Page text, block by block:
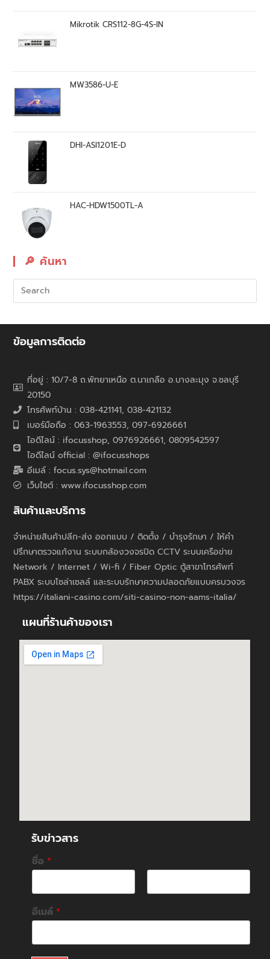
Mikrotik CRS112-8G-4S-IN
MW3586-U-E
DHI-ASI1201E-D
HAC-HDW1500TL-A
🔎︎ ค้นหา
ข้อมูลการติดต่อ
ที่อยู่ : 10/7-8 ถ.พัทยาเหนือ ต.นาเกลือ อ.บางละมุง จ.ชลบุรี
20150
โทรศัพท์บ้าน : 038-421141, 038-421132
เบอร์มือถือ : 063-1963553, 097-6926661
ไอดีไลน์ : ifocusshop, 0976926661, 0809542597
ไอดีไลน์ official : @ifocusshops
อีเมล์ : focus.sys@hotmail.com
เว็บไซต์ : www.ifocusshop.com
สินค้าและบริการ
จำหน่ายสินค้าปลีก-ส่ง ออกแบบ / ติดตั้ง / บำรุงรักษา / ให้คำ
ปรึกษาตรวจแก้งาน ระบบกล้องวงจรปิด CCTV ระบบเครือข่าย
Network / Internet / Wi-fi / Fiber Optic ตู้สาขาโทรศัพท์
PABX ระบบโซล่าเซลล์ และระบบรักษาความปลอดภัยแบบครบวงจร
https://italiani-casino.com/siti-casino-non-aams-italia/
แผนที่ร้านค้าของเรา
รับข่าวสาร
ชื่อ *
F
i
r
L
อีเมล์ *